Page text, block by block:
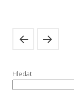
Hledat